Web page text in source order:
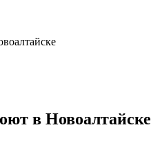
в Новоалтайске